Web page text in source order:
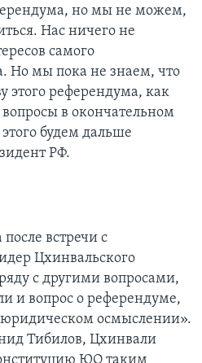
но мы не можем,
Нас ничего не
самого
Но мы пока не знаем, что
этого референдума, как
в окончательном
будем дальше
РФ.
встречи с
Цхинвальского
с другими вопросами,
и вопрос о референдуме,
осмыслении».
Тибилов, Цхинвали